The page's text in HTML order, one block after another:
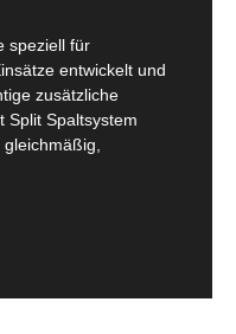
speziell für
entwickelt und
zusätzliche
Split Spaltsystem